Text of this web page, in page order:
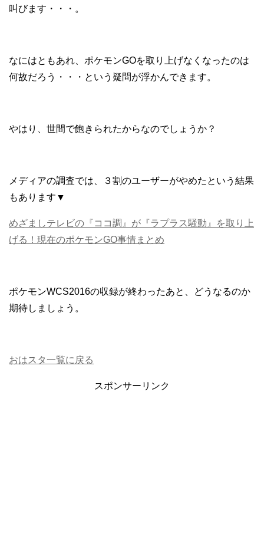
叫びます・・・。
なにはともあれ、ポケモンGOを取り上げなくなったのは
何故だろう・・・という疑問が浮かんできます。
やはり、世間で飽きられたからなのでしょうか？
メディアの調査では、３割のユーザーがやめたという結果
もあります▼
めざましテレビの『ココ調』が『ラプラス騒動』を取り上
げる！現在のポケモンGO事情まとめ
ポケモンWCS2016の収録が終わったあと、どうなるのか
期待しましょう。
おはスタ一覧に戻る
スポンサーリンク